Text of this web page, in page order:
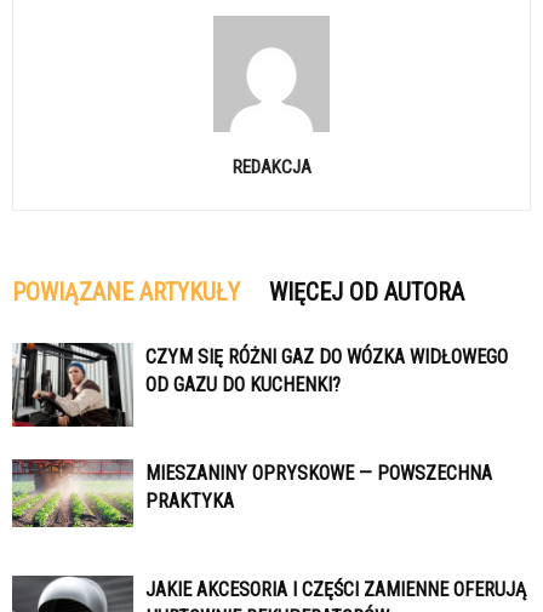
REDAKCJA
POWIĄZANE ARTYKUŁY WIĘCEJ OD AUTORA
CZYM SIĘ RÓŻNI GAZ DO WÓZKA WIDŁOWEGO
OD GAZU DO KUCHENKI?
MIESZANINY OPRYSKOWE — POWSZECHNA
PRAKTYKA
JAKIE AKCESORIA I CZĘŚCI ZAMIENNE OFERUJĄ